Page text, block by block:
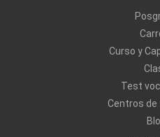
Curso y
Test
Centros